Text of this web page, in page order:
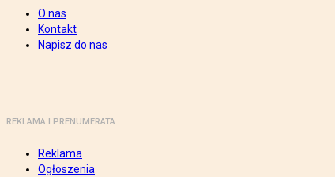
O nas
Kontakt
Napisz do nas
REKLAMA I PRENUMERATA
Reklama
Ogłoszenia